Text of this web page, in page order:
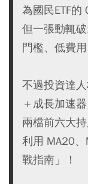
為國民ETF的
但一張動輒
門檻、低費
不過投資達
＋成長加速
兩檔前六大
利用 MA20
戰指南」！